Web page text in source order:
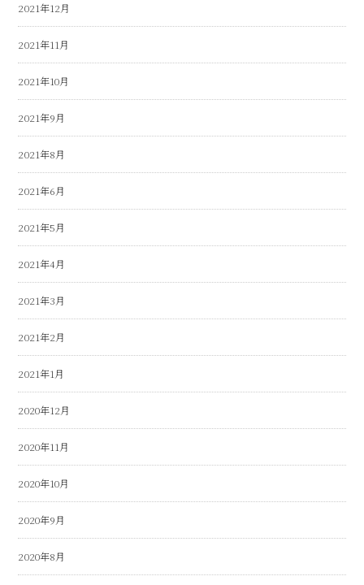
2021年12月
2021年11月
2021年10月
2021年9月
2021年8月
2021年6月
2021年5月
2021年4月
2021年3月
2021年2月
2021年1月
2020年12月
2020年11月
2020年10月
2020年9月
2020年8月